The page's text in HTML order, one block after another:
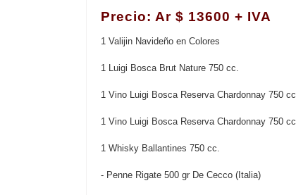
Precio: Ar $ 13600 + IVA
1 Valijin Navideño en Colores
1 Luigi Bosca Brut Nature 750 cc.
1 Vino Luigi Bosca Reserva Chardonnay 750 cc.
1 Vino Luigi Bosca Reserva Chardonnay 750 cc.
1 Whisky Ballantines 750 cc.
- Penne Rigate 500 gr De Cecco (Italia)